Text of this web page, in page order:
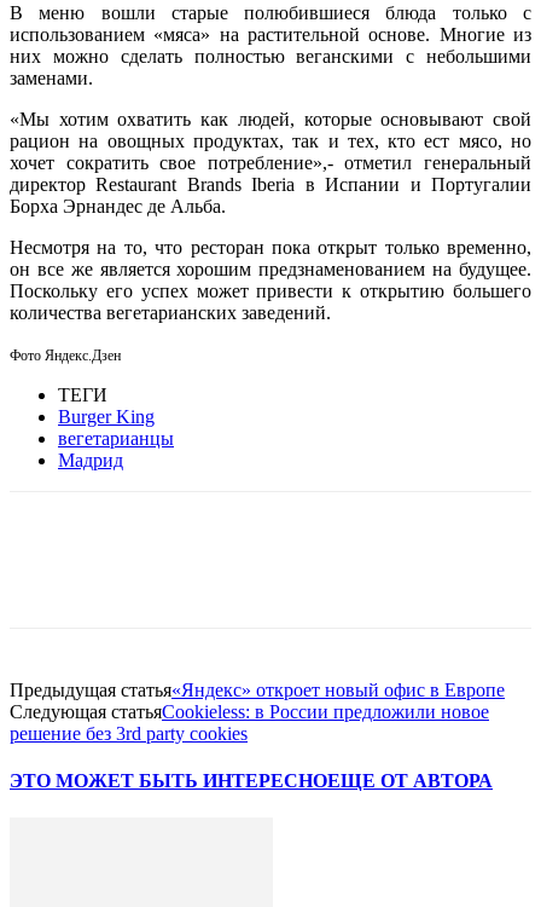
В меню вошли старые полюбившиеся блюда только с
использованием «мяса» на растительной основе. Многие из
них можно сделать полностью веганскими с небольшими
заменами.
«Мы хотим охватить как людей, которые основывают свой
рацион на овощных продуктах, так и тех, кто ест мясо, но
хочет сократить свое потребление»,- отметил генеральный
директор Restaurant Brands Iberia в Испании и Португалии
Борха Эрнандес де Альба.
Несмотря на то, что ресторан пока открыт только временно,
он все же является хорошим предзнаменованием на будущее.
Поскольку его успех может привести к открытию большего
количества вегетарианских заведений.
Фото Яндекс.Дзен
ТЕГИ
Burger King
вегетарианцы
Мадрид
Предыдущая статья«Яндекс» откроет новый офис в Европе
Следующая статьяCookieless: в России предложили новое
решение без 3rd party cookies
ЭТО МОЖЕТ БЫТЬ ИНТЕРЕСНОЕЩЕ ОТ АВТОРА